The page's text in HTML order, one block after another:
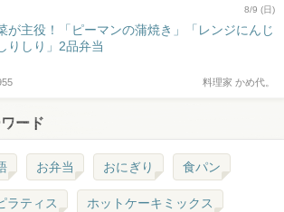
8/9 (日)
が主役！「ピーマンの蒲焼き」「レンジにんじ
りしり」2品弁当
料理家 かめ代。
ード
お弁当 おにぎり 食パン
ラティス ホットケーキミックス